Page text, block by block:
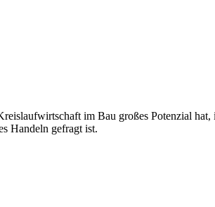
im Bau großes Potenzial
Handeln gefragt ist.